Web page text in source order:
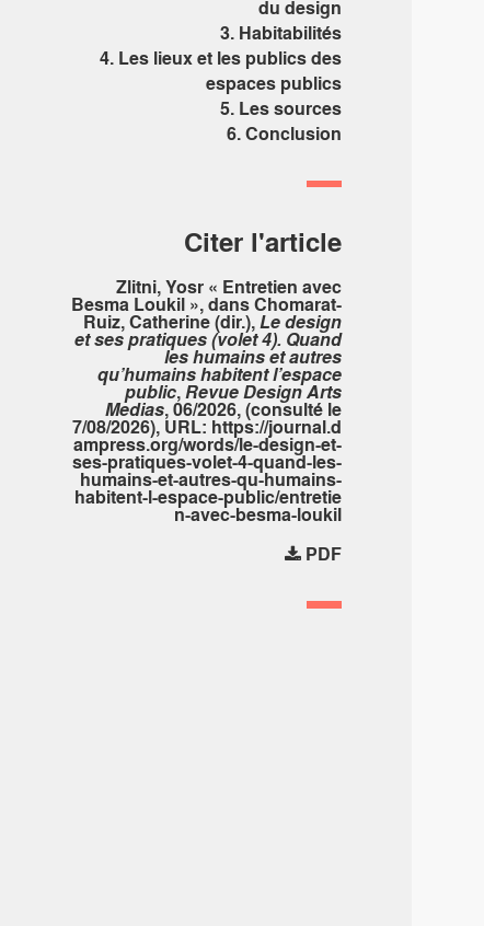
du design
3. Habitabilités
4. Les lieux et les publics des
espaces publics
5. Les sources
6. Conclusion
Citer l'article
Zlitni, Yosr « Entretien avec
Besma Loukil », dans Chomarat-
Ruiz, Catherine (dir.),Le design
et ses pratiques (volet 4). Quand
les humains et autres
qu’humains habitent l’espace
public,Revue Design Arts
Medias, 06/2026, (consulté le
7/08/2026), URL: https://journal.d
ampress.org/words/le-design-et-
ses-pratiques-volet-4-quand-les-
humains-et-autres-qu-humains-
habitent-l-espace-public/entretie
n-avec-besma-loukil
PDF